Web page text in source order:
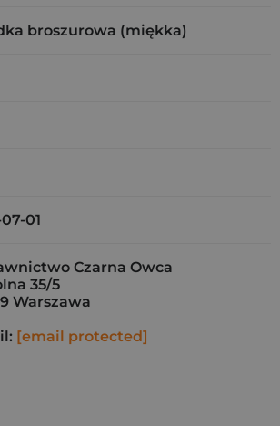
broszurowa (miękka)
01
Czarna Owca
35/5
Warszawa
[email protected]